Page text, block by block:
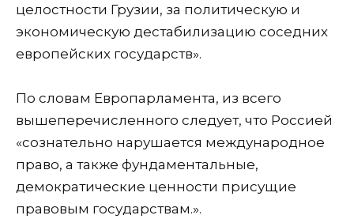
целостности Грузии, за политическую и
экономическую дестабилизацию соседних
европейских государств».
По словам Европарламента, из всего
вышеперечисленного следует, что Россией
«сознательно нарушается международное
право, а также фундаментальные,
демократические ценности присущие
правовым государствам.».